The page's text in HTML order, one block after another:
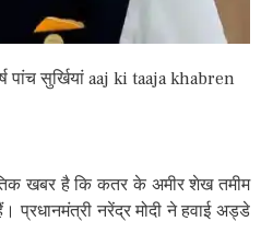
पांच सुर्खियां aaj ki taaja khabren
खबर है कि कतर के अमीर शेख तमीम
प्रधानमंत्री नरेंद्र मोदी ने हवाई अड्डे